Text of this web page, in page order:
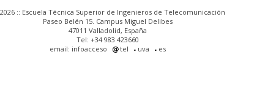
:: Escuela Técnica Superior de Ingenieros de Telecomunicación
Paseo Belén 15. Campus Miguel Delibes
47011 Valladolid, España
Tel: +34 983 423660
email: infoacceso
tel uva es